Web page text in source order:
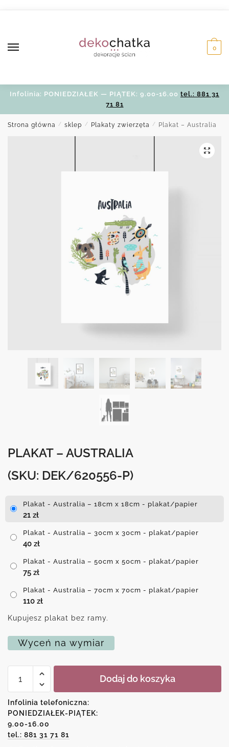
0
Infolinia: PONIEDZIAŁEK — PIĄTEK: 9.00-16.00 tel.: 881 31
71 81
Strona główna / sklep / Plakaty zwierzęta / Plakat – Australia
PLAKAT – AUSTRALIA
(SKU: DEK/620556-P)
Plakat - Australia – 18cm x 18cm - plakat/papier
21 zł
Plakat - Australia – 30cm x 30cm - plakat/papier
40 zł
Plakat - Australia – 50cm x 50cm - plakat/papier
75 zł
Plakat - Australia – 70cm x 70cm - plakat/papier
110 zł
Kupujesz plakat bez ramy.
Wyceń na wymiar
Plakat
Dodaj do koszyka
Infolinia telefoniczna:
PONIEDZIAŁEK-PIĄTEK:
9.00-16.00
tel.: 881 31 71 81